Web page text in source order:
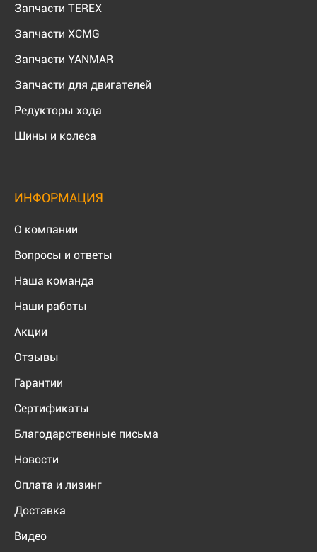
Запчасти TEREX
Запчасти XCMG
Запчасти YANMAR
Запчасти для двигателей
Редукторы хода
Шины и колеса
ИНФОРМАЦИЯ
О компании
Вопросы и ответы
Наша команда
Наши работы
Акции
Отзывы
Гарантии
Сертификаты
Благодарственные письма
Новости
Оплата и лизинг
Доставка
Видео